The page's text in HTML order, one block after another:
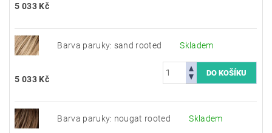
5 033 Kč
Barva paruky: sand rooted Skladem
5 033 Kč
Barva paruky: nougat rooted Skladem